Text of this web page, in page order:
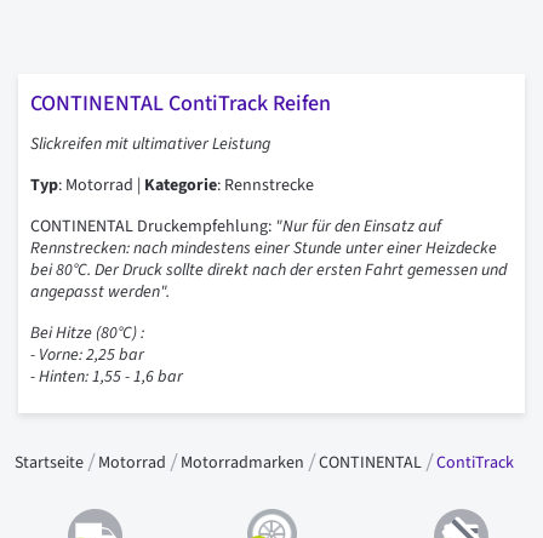
CONTINENTAL ContiTrack Reifen
Slickreifen mit ultimativer Leistung
Typ: Motorrad | Kategorie: Rennstrecke
CONTINENTAL Druckempfehlung: "Nur für den Einsatz auf
Rennstrecken: nach mindestens einer Stunde unter einer Heizdecke
bei 80°C. Der Druck sollte direkt nach der ersten Fahrt gemessen und
angepasst werden".
Bei Hitze (80°C) :
- Vorne: 2,25 bar
- Hinten: 1,55 - 1,6 bar
Startseite Motorrad Motorradmarken CONTINENTAL ContiTrack